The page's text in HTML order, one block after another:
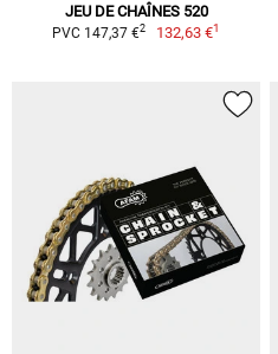
JEU DE CHAÎNES 520
PVC 147,37 €2 132,63 €1